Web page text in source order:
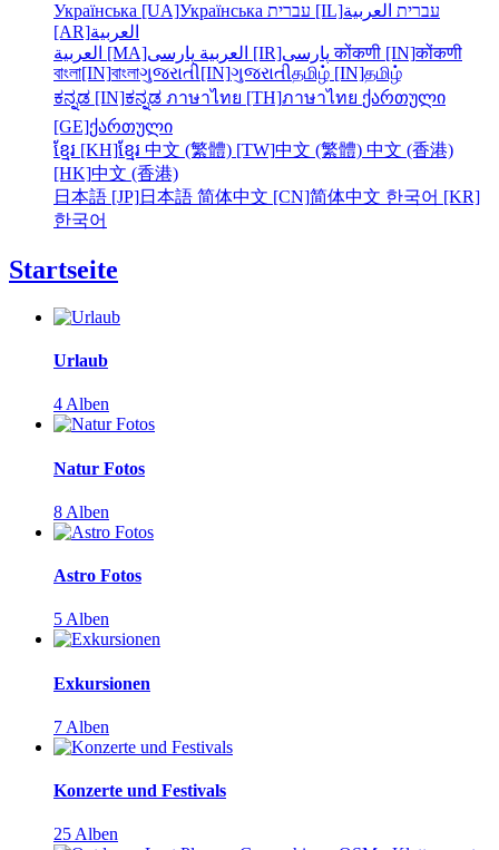
Українська [UA]Українська עברית [IL] עברית العربية
[AR]العربية
العربية [MA]
العربية پارسی [IR] پارسیकोंकणी [IN]कोंकणी
বাংলা[IN]বাংলাગુજરાતી[IN]ગુજરાતીதமிழ் [IN]தமிழ்
ಕನ್ನಡ [IN]ಕನ್ನಡ ภาษาไทย [TH]ภาษาไทย ქართული
[GE]ქართული
ខ្មែរ [KH]ខ្មែរ 中文 (繁體) [TW]中文 (繁體) 中文 (香港)
[HK]中文 (香港)
日本語 [JP]日本語 简体中文 [CN]简体中文 한국어 [KR]
한국어
Startseite
Urlaub
4 Alben
Natur Fotos
8 Alben
Astro Fotos
5 Alben
Exkursionen
7 Alben
Konzerte und Festivals
25 Alben